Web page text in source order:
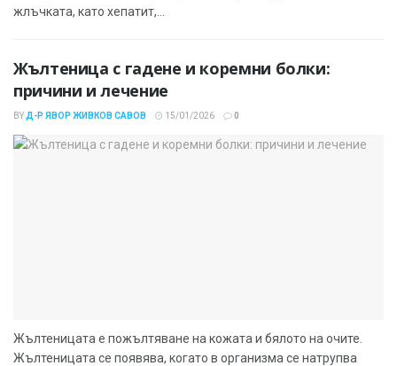
жлъчката, като хепатит,...
Жълтеница с гадене и коремни болки:
причини и лечение
BY Д-Р ЯВОР ЖИВКОВ САВОВ 15/01/2026 0
Жълтеницата е пожълтяване на кожата и бялото на очите.
Жълтеницата се появява, когато в организма се натрупва